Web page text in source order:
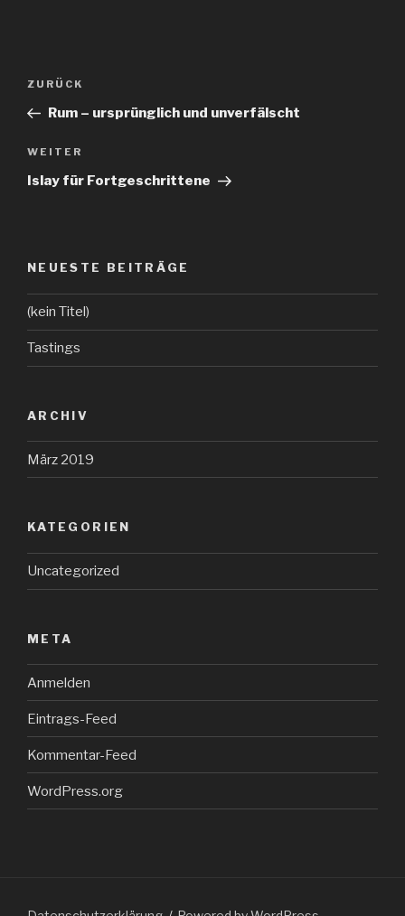
Beitragsnavigation
Vorheriger
Beitrag
ZURÜCK
Rum – ursprünglich und unverfälscht
Nächster
Beitrag
WEITER
Islay für Fortgeschrittene
NEUESTE BEITRÄGE
(kein Titel)
Tastings
ARCHIV
März 2019
KATEGORIEN
Uncategorized
META
Anmelden
Eintrags-Feed
Kommentar-Feed
WordPress.org